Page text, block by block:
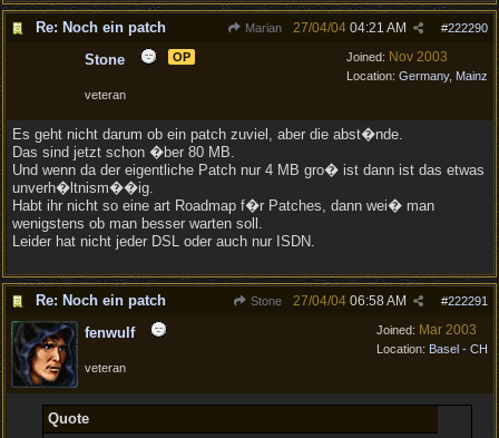
Re: Noch ein patch Marian #222290
27/04/04 04:21 AM
Joined: Nov 2003
Location: Germany, Mainz
Stone OP
veteran
Es geht nicht darum ob ein patch zuviel, aber die abst�nde.
Das sind jetzt schon �ber 80 MB.
Und wenn da der eigentliche Patch nur 4 MB gro� ist dann ist das etwas
unverh�ltnism��ig.
Habt ihr nicht so eine art Roadmap f�r Patches, dann wei� man
wenigstens ob man besser warten soll.
Leider hat nicht jeder DSL oder auch nur ISDN.
Re: Noch ein patch Stone #222291
27/04/04 06:58 AM
Joined: Mar 2003
Location: Basel - CH
fenwulf
veteran
Quote